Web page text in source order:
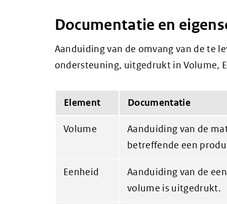
Documentatie en
Aanduiding van de omvang van de te
ondersteuning, uitgedrukt in Volume,
Element Documentatie
Volume
Aanduiding van de
betreffende een
Eenheid
Aanduiding van de
volume is uitgedrukt.